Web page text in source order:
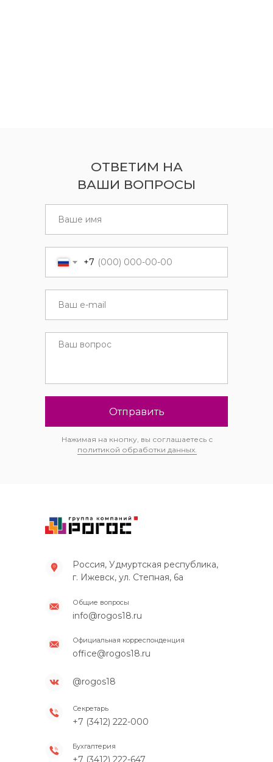
+7
Отправить
Нажимая на кнопку, вы соглашаетесь с
политикой обработки данных.
ОТВЕТИМ НА
ВАШИ ВОПРОСЫ
Россия, Удмуртская республика,
г. Ижевск, ул. Степная, 6а
@rogos18
info@rogos18.ru
+7 (3412) 222-000
+7 (3412) 222-647
Секретарь
Общие вопросы
office@rogos18.ru
Официальная корреспонденция
Бухгалтерия